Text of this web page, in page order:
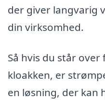
der giver langvarig
din virksomhed.
Så hvis du står
kloakken, er
en løsning, der kan